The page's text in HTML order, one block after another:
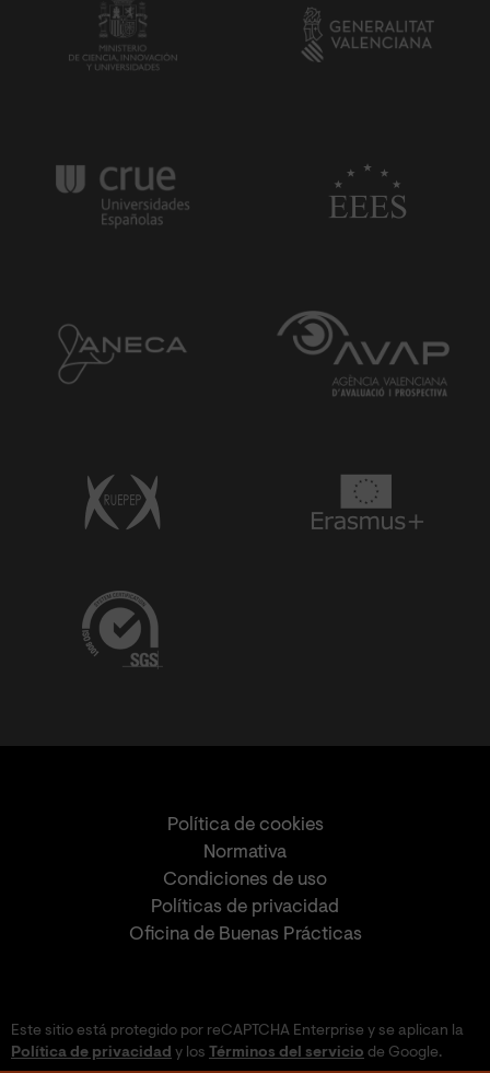
Política de cookies
Normativa
Condiciones de uso
Políticas de privacidad
Oficina de Buenas Prácticas
Este sitio está protegido por reCAPTCHA Enterprise y se aplican la
Política de privacidad y los Términos del servicio de Google.